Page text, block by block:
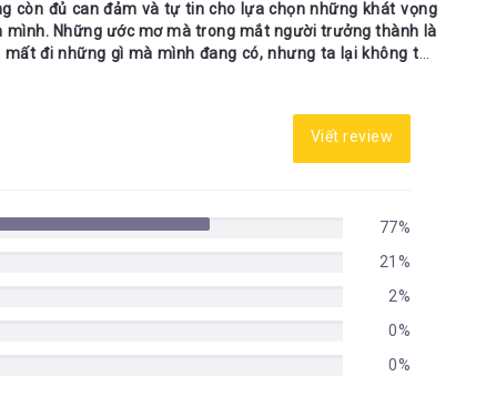
còn đủ can đảm và tự tin cho lựa chọn những khát vọng
Những ước mơ mà trong mắt người trưởng thành là
đi những gì mà mình đang có, nhưng ta lại không thể
ra sao. Có lẽ chính vì thế mà chuyến hành trình theo
Có tên trong kỷ lục Guiness vì đã được dịch ra 56 thứ
nỗi tò mò với Thế Giới. Gia đình cậu định sẵn mục tiêu
Nhưng với sự khát khao trong lòng mình, cậu nói với cha
có những giấc mộng như thế nên cha cậu đã giúp cậu trở
Để rồi có thể kết cục của cậu sẽ trở thành một kẻ ngốc
vông.
đời của cậu bé chăn cừu giống mình. Phải chăng khác là
còn trẻ thay vì chỉ răm rắp nghe theo lời của phụ huynh.
với những điều mà mình đã quen thuộc, nhưng điều đó
xa lạ ấy. Chỉ là chúng ta có thể đánh mất những thứ
điều gì đó quá lạ lẫm trong cuộc sống.
Viết review
77%
21%
2%
0%
0%